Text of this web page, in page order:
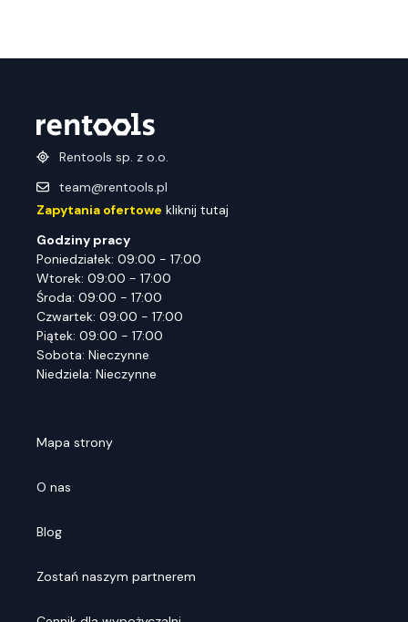
Rentools sp. z o.o.
team@rentools.pl
Zapytania ofertowe kliknij tutaj
Godziny pracy
Poniedziałek: 09:00 - 17:00
Wtorek: 09:00 - 17:00
Środa: 09:00 - 17:00
Czwartek: 09:00 - 17:00
Piątek: 09:00 - 17:00
Sobota: Nieczynne
Niedziela: Nieczynne
Mapa strony
O nas
Blog
Zostań naszym partnerem